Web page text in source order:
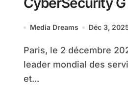
France chez NTT
Media Dreams Déc 3,
Paris, le 2 décembre 2025 – NTT DATA, un
leader mondial des
et...